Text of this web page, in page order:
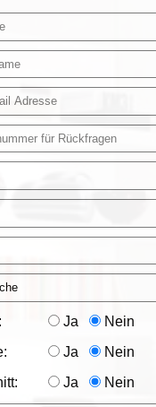
Ja Nein
Ja Nein
Ja Nein